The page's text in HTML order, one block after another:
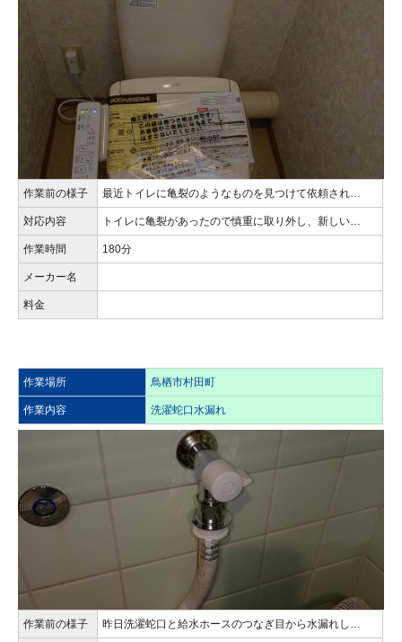
作業前の様子 最近トイレに亀裂のようなものを見つけて依頼され…
対応内容 トイレに亀裂があったので慎重に取り外し、新しい…
作業時間 180分
メーカー名
料金
作業場所 鳥栖市村田町
作業内容 洗濯蛇口水漏れ
作業前の様子 昨日洗濯蛇口と給水ホースのつなぎ目から水漏れし…